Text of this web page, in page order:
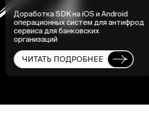
Доработка SDK на iOS и Android
операционных систем для антифрод
сервиса для банковских
организаций
ЧИТАТЬ ПОДРОБНЕЕ